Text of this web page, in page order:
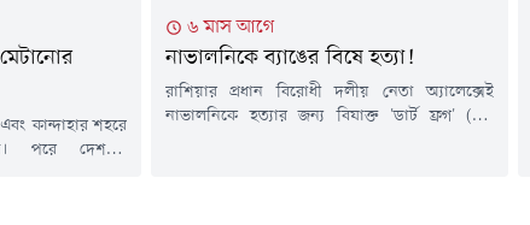
কান্দাহার শহরে
পরে দেশটির
৬ মাস আগে
নাভালনিকে ব্যাঙের বিষে হত্যা!
রাশিয়ার প্রধান বিরোধী দলীয় নেতা অ্যালেক্সেই
নাভালনিকে হত্যার জন্য বিষাক্ত 'ডার্ট ফ্রগ' (এক